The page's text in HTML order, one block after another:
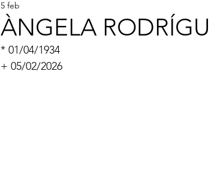
ÀNGELA
5 feb
* 01/04/1934
+ 05/02/2026